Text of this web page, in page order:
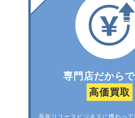
専門店だから
高価買取